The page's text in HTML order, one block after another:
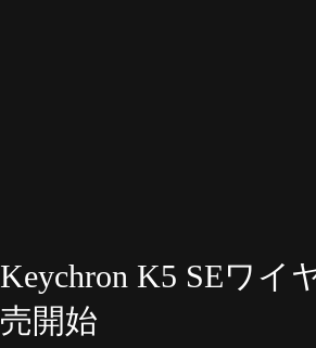
Keychron K5 SEワ
売開始